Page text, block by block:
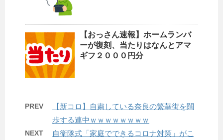
【おっさん速報】ホームランバ
ーが復刻、当たりはなんとアマ
ギフ２０００円分
PREV
【新コロ】自粛している奈良の繁華街を闊
歩する連中ｗｗｗｗｗｗｗｗ
NEXT 自衛隊式「家庭でできるコロナ対策」がこ